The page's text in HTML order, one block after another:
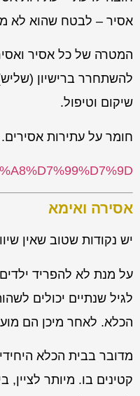
אסיר – לבטח שהוא לא
המטרה של כל אסיר
להשתחרר ברישיון
שיקום וטיפול.
חומר על עתירות אסירים.
אסירה ואימא
יש נקודות שטוב שאין
על מנת לא להפריד
לגיל שנתיים יכולים
הכלא. לאחר מיכן הם
מדובר בבית הכלא
קטינים בו. מיותר לציין,